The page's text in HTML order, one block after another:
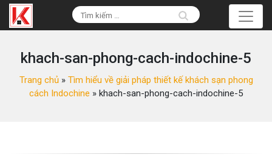
khach-san-phong-cach-indochine-5
Trang chủ» Tìm hiểu về giải pháp thiết kế khách sạn phong
cách Indochine » khach-san-phong-cach-indochine-5